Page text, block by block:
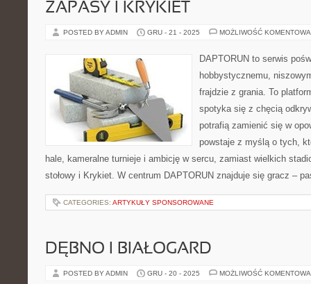
ZAPASY I KRYKIET
POSTED BY ADMIN GRU - 21 - 2025 MOŻLIWOŚĆ
DAPTORUN to serwis
hobbystycznemu,
frajdzie z grania. To
spotyka się z chęcią
potrafią zamienić się w
powstaje z myślą o tych,
hale, kameralne turnieje i ambicję w sercu, zamiast wielkich
stołowy i Krykiet. W centrum DAPTORUN znajduje się gracz –
CATEGORIES: ARTYKUŁY SPONSOROWANE
DĘBNO I BIAŁOGARD
POSTED BY ADMIN GRU - 20 - 2025 MOŻLIWOŚĆ